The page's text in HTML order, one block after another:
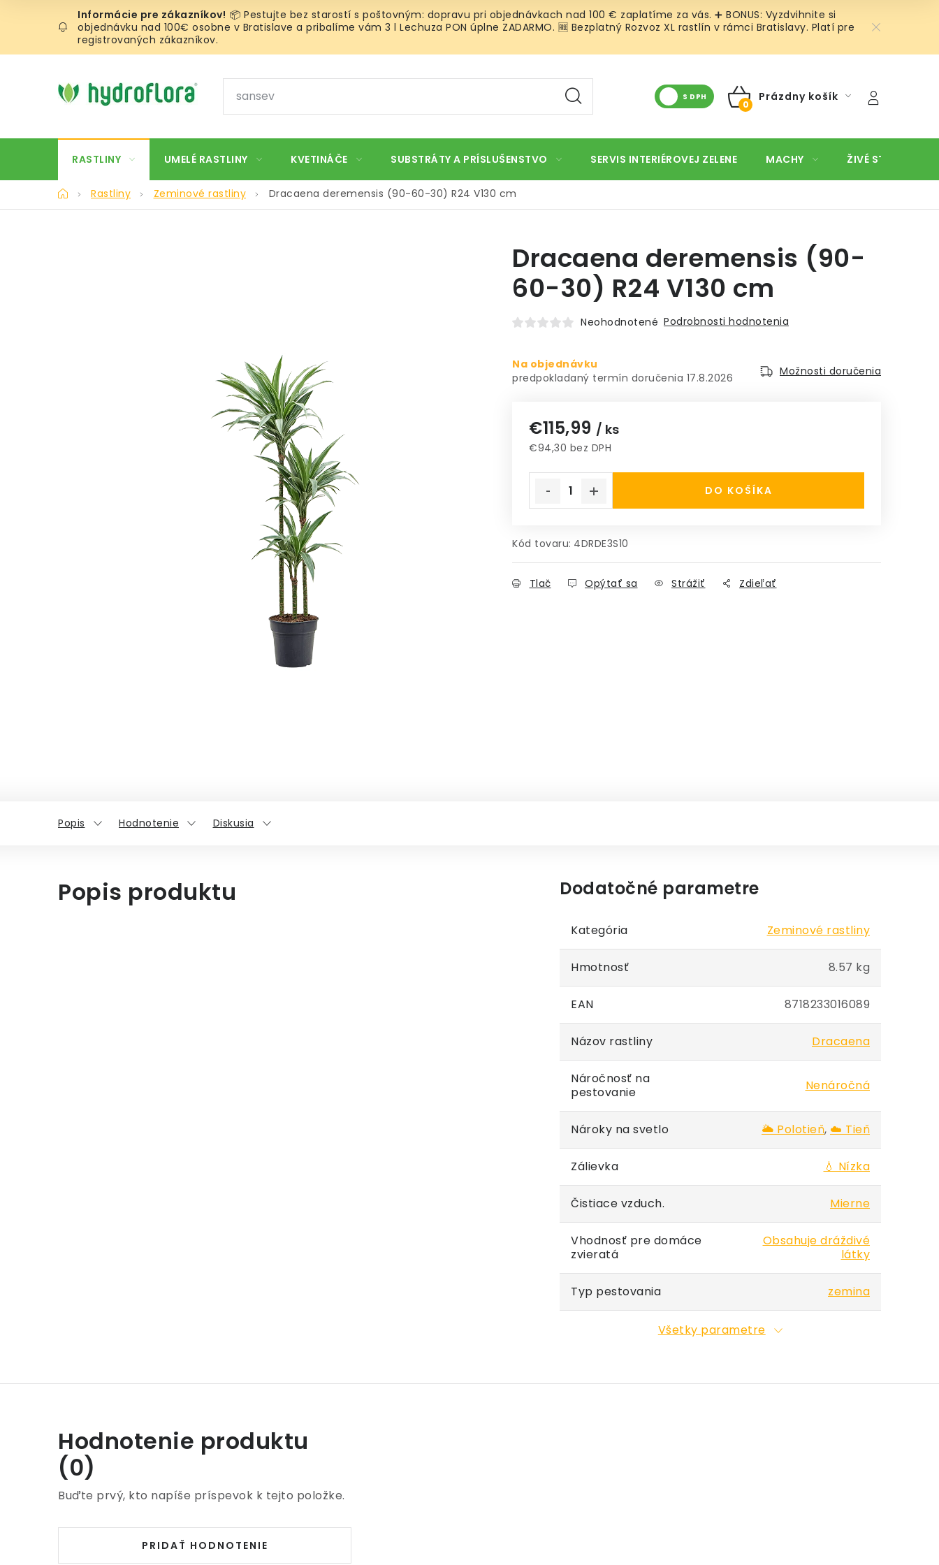
📦 Pestujte bez starostí s poštovným: dopravu pri objednávkach nad 100 € zaplatíme za vás. ➕ BONUS: Vyzdvihnite si
objednávku nad 100€ osobne v Bratislave a pribalíme vám 3 l Lechuza PON úplne ZADARMO. 🆓 Bezplatný Rozvoz XL rastlín v rámci Bratislavy. Platí pre
registrovaných zákazníkov.
S DPH
NÁKUPNÝ
Prázdny košík
RASTLINY UMELÉ RASTLINY KVETINÁČE SUBSTRÁTY A PRÍSLUŠENSTVO SERVIS INTERIÉROVEJ ZELENE MACHY ŽIVÉ STENY
DomovRastliny Zeminové rastliny Dracaena deremensis (90-60-30) R24 V130 cm
Dracaena deremensis (90-
60-30) R24 V130 cm
Neohodnotené Podrobnosti hodnotenia
Na objednávku
17.8.2026
Možnosti doručenia
€115,99 / ks
€94,30 bez DPH
DO KOŠÍKA
Kód tovaru: 4DRDE3S10
Tlač Opýtať sa Strážiť Zdieľať
Popis Hodnotenie Diskusia
Popis produktu Dodatočné parametre
Kategória Zeminové rastliny
Hmotnosť 8.57 kg
EAN 8718233016089
Názov rastliny Dracaena
Náročnosť na
pestovanie
Nenáročná
Nároky na svetlo 🌥️ Polotieň, ☁️ Tieň
Zálievka 💧 Nízka
Čistiace vzduch. Mierne
Vhodnosť pre domáce
zvieratá
Obsahuje dráždivé
látky
Typ pestovania zemina
Všetky parametre
Hodnotenie produktu
(0)
Buďte prvý, kto napíše príspevok k tejto položke.
PRIDAŤ HODNOTENIE